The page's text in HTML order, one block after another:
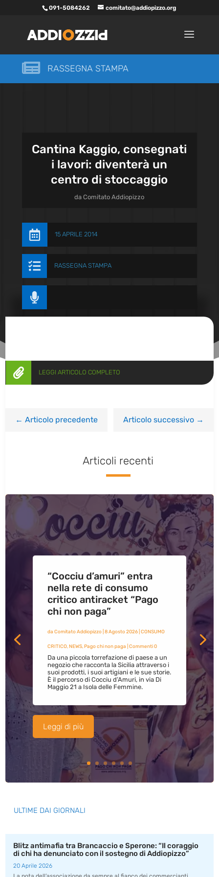
091-5084262 comitato@addiopizzo.org
 RASSEGNA STAMPA
Cantina Kaggio, consegnati
i lavori: diventerà un
centro di stoccaggio
daComitato Addiopizzo
 15 APRILE 2014
 RASSEGNA STAMPA

 LEGGI ARTICOLO COMPLETO
←Articolo precedente Articolo successivo→
Articoli recenti
“Cocciu d’amuri” entra
nella rete di consumo
critico antiracket “Pago
chi non paga”
da Comitato Addiopizzo| 8 Agosto 2026| CONSUMO
CRITICO,NEWS,Pago chi non paga | Commenti 0
Da una piccola torrefazione di paese a un
negozio che racconta la Sicilia attraverso i
suoi prodotti, i suoi artigiani e le sue storie.
È il percorso di Cocciu d’Amuri, in via Di
Maggio 21 a Isola delle Femmine.
Leggi di più
ULTIME DAI GIORNALI
Blitz antimafia tra Brancaccio e Sperone: “Il coraggio
di chi ha denunciato con il sostegno di Addiopizzo”
20 Aprile 2026